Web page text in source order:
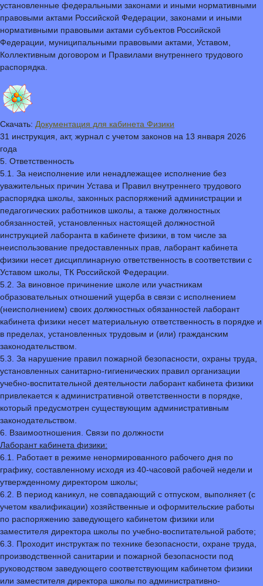
установленные федеральными законами и иными нормативными
правовыми актами Российской Федерации, законами и иными
нормативными правовыми актами субъектов Российской
Федерации, муниципальными правовыми актами, Уставом,
Коллективным договором и Правилами внутреннего трудового
распорядка.
Скачать: Документация для кабинета Физики
31 инструкция, акт, журнал с учетом законов на 13 января 2026
года
5. Ответственность
5.1. За неисполнение или ненадлежащее исполнение без
уважительных причин Устава и Правил внутреннего трудового
распорядка школы, законных распоряжений администрации и
педагогических работников школы, а также должностных
обязанностей, установленных настоящей должностной
инструкцией лаборанта в кабинете физики, в том числе за
неиспользование предоставленных прав, лаборант кабинета
физики несет дисциплинарную ответственность в соответствии с
Уставом школы, ТК Российской Федерации.
5.2. За виновное причинение школе или участникам
образовательных отношений ущерба в связи с исполнением
(неисполнением) своих должностных обязанностей лаборант
кабинета физики несет материальную ответственность в порядке и
в пределах, установленных трудовым и (или) гражданским
законодательством.
5.3. За нарушение правил пожарной безопасности, охраны труда,
установленных санитарно-гигиенических правил организации
учебно-воспитательной деятельности лаборант кабинета физики
привлекается к административной ответственности в порядке,
который предусмотрен существующим административным
законодательством.
6. Взаимоотношения. Связи по должности
Лаборант кабинета физики:
6.1. Работает в режиме ненормированного рабочего дня по
графику, составленному исходя из 40-часовой рабочей недели и
утвержденному директором школы;
6.2. В период каникул, не совпадающий с отпуском, выполняет (с
учетом квалификации) хозяйственные и оформительские работы
по распоряжению заведующего кабинетом физики или
заместителя директора школы по учебно-воспитательной работе;
6.3. Проходит инструктаж по технике безопасности, охране труда,
производственной санитарии и пожарной безопасности под
руководством заведующего соответствующим кабинетом физики
или заместителя директора школы по административно-